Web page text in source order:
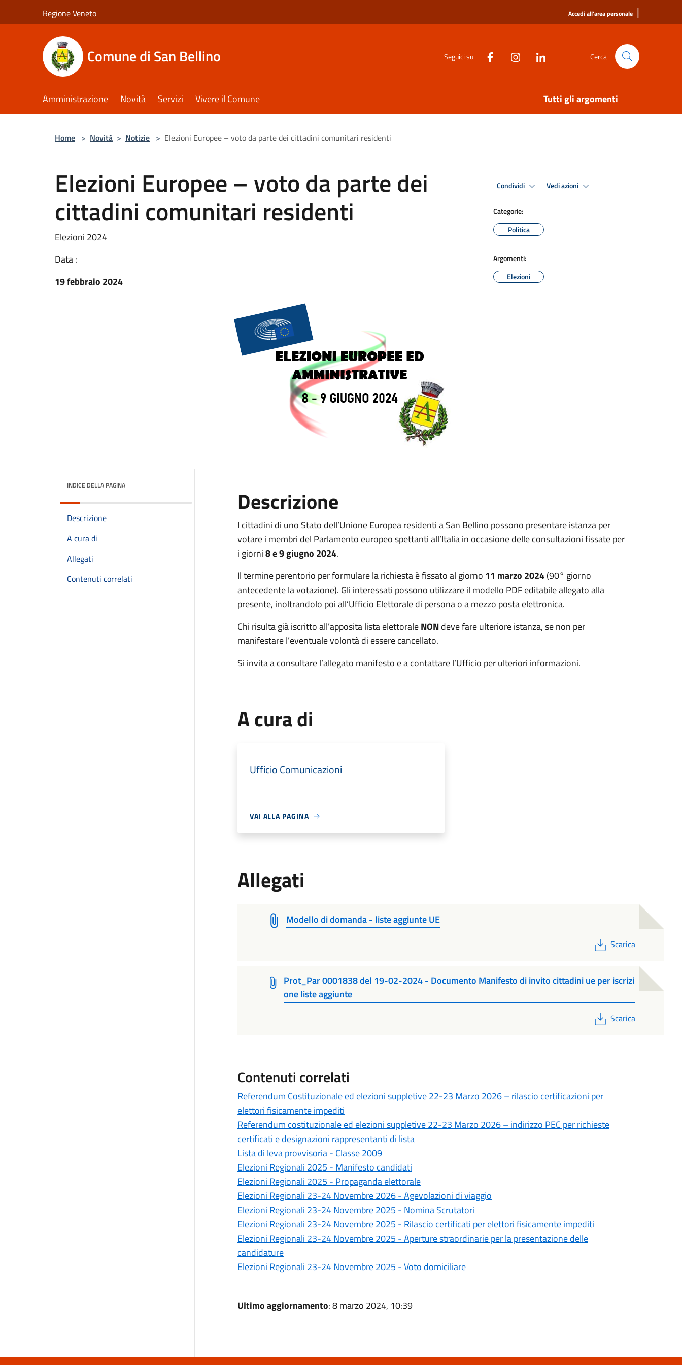
Regione Veneto Accedi all'area personale |
Comune di San Bellino Seguici su Cerca
Amministrazione Novità Servizi Vivere il Comune Tutti gli argomenti
Home > Novità > Notizie > Elezioni Europee – voto da parte dei cittadini comunitari residenti
Elezioni Europee – voto da parte dei
cittadini comunitari residenti
Elezioni 2024
Data :
19 febbraio 2024
Condividi Vedi azioni
Categorie:
Politica
Argomenti:
Elezioni
INDICE DELLA PAGINA
Descrizione
A cura di
Allegati
Contenuti correlati
Descrizione
I cittadini di uno Stato dell’Unione Europea residenti a San Bellino possono presentare istanza per
votare i membri del Parlamento europeo spettanti all’Italia in occasione delle consultazioni fissate per
i giorni8 e 9 giugno 2024.
Il termine perentorio per formulare la richiesta è fissato al giorno 11 marzo 2024(90° giorno
antecedente la votazione). Gli interessati possono utilizzare il modello PDF editabile allegato alla
presente, inoltrandolo poi all’Ufficio Elettorale di persona o a mezzo posta elettronica.
Chi risulta già iscritto all’apposita lista elettoraleNONdeve fare ulteriore istanza, se non per
manifestare l’eventuale volontà di essere cancellato.
Si invita a consultare l’allegato manifesto e a contattare l’Ufficio per ulteriori informazioni.
A cura di
Ufficio Comunicazioni
VAI ALLA PAGINA
Allegati
Modello di domanda - liste aggiunte UE
PDF
Scarica
Prot_Par 0001838 del 19-02-2024 - Documento Manifesto di invito cittadini ue per iscrizi
one liste aggiunte
PDF
Scarica
Contenuti correlati
Referendum Costituzionale ed elezioni suppletive 22-23 Marzo 2026 – rilascio certificazioni per
elettori fisicamente impediti
Referendum costituzionale ed elezioni suppletive 22-23 Marzo 2026 – indirizzo PEC per richieste
certificati e designazioni rappresentanti di lista
Lista di leva provvisoria - Classe 2009
Elezioni Regionali 2025 - Manifesto candidati
Elezioni Regionali 2025 - Propaganda elettorale
Elezioni Regionali 23-24 Novembre 2026 - Agevolazioni di viaggio
Elezioni Regionali 23-24 Novembre 2025 - Nomina Scrutatori
Elezioni Regionali 23-24 Novembre 2025 - Rilascio certificati per elettori fisicamente impediti
Elezioni Regionali 23-24 Novembre 2025 - Aperture straordinarie per la presentazione delle
candidature
Elezioni Regionali 23-24 Novembre 2025 - Voto domiciliare
Ultimo aggiornamento: 8 marzo 2024, 10:39